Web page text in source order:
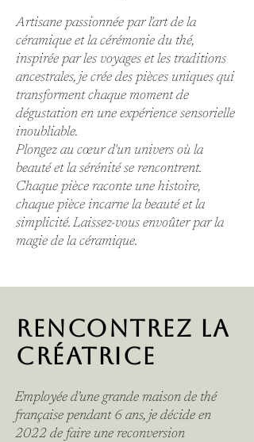
Artisane passionnée par l'art de la
céramique et la cérémonie du thé,
inspirée par les voyages et les traditions
ancestrales, je crée des pièces uniques qui
transforment chaque moment de
dégustation en une expérience sensorielle
inoubliable.
Plongez au cœur d'un univers où la
beauté et la sérénité se rencontrent.
Chaque pièce raconte une histoire,
chaque pièce incarne la beauté et la
simplicité. Laissez-vous envoûter par la
magie de la céramique.
RENCONTREZ LA
CRÉATRICE
Employée d’une grande maison de thé
française pendant 6 ans, je décide en
2022 de faire une reconversion